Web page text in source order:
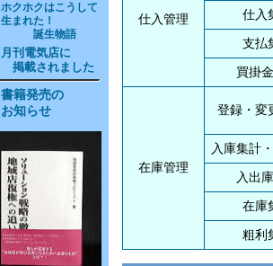
仕入管理
仕入
支払
買掛
在庫管理
登録・変
入庫集計
入出
在庫
粗利
ホクホクはこうして
生まれた！
誕生物語
月刊電気店に
掲載されました
書籍発売の
お知らせ